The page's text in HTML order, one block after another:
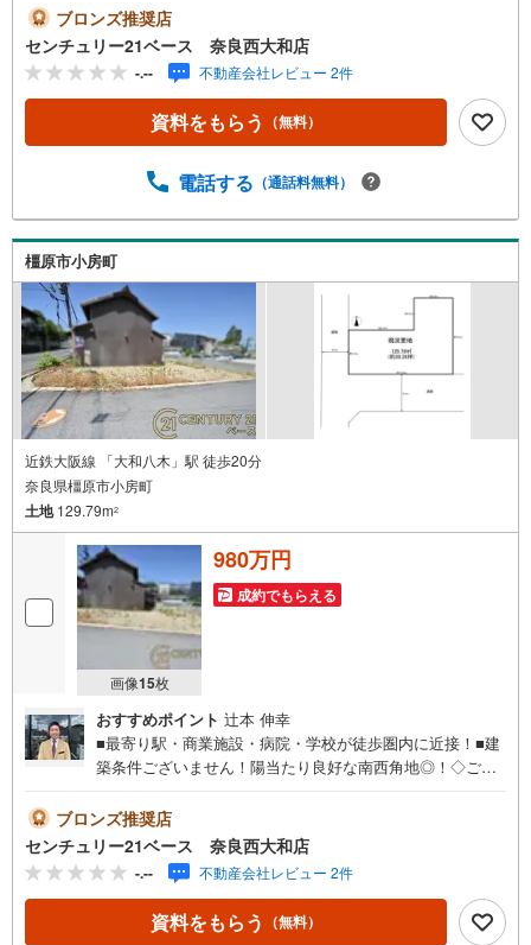
事終わりのお時間でもご見学可！・今から見たい！という
お声にもご対応できます！◇住宅ローンもお任せくださ
い！◇・提携銀行多数あり（地方銀行・都市銀行・信用金
庫etc）・優遇後適用金利 0.875％～（審査内容により異な
ります）--- ◇◇ Yahoo！不動産キャンペーン対象店舗 ◇◇
----当店で物件を成約いただくとPayPayボーナスライトが
象になります。「資料をもらう」「見学予約をする」から
のうえお問い合わせください。-----------------------------
ブロンズ推奨店
センチュリー21ベース 奈良西大和店
-.-- 不動産会社レビュー 2件
資料をもらう （無料）
電話する （通話料無料）
橿原市小房町
近鉄大阪線 「大和八木」駅 徒歩20分
奈良県橿原市小房町
土地129.79m2
画像15枚
980万円
成約でもらえる
おすすめポイント 辻本 伸幸
■最寄り駅・商業施設・病院・学校が徒歩圏内に近接！■建
築条件ございません！陽当たり良好な南西角地◎！◇ご案
お時間でもご見学可！・今から見たい！というお声にもご
対応できます！◇住宅ローンもお任せください！◇・提携
銀行多数あり（地方銀行・都市銀行・信用金庫etc）・優遇
後適用金利 0.875％～（審査内容により異なります）--- ◇
◇ Yahoo！不動産キャンペーン対象店舗 ◇◇ ----当店で物
件を成約いただくとPayPayボーナスライトがもらえる【Y
ブロンズ推奨店
センチュリー21ベース 奈良西大和店
-.-- 不動産会社レビュー 2件
資料をもらう （無料）